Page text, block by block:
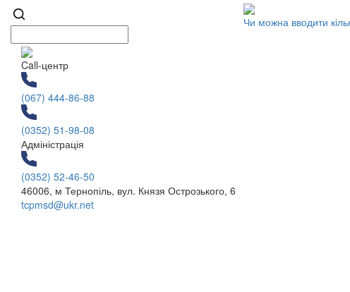
Чи можна вводити
Call-центр
(067) 444-86-88
(0352) 51-98-08
Адміністрація
(0352) 52-46-50
46006, м Тернопіль, вул. Князя Острозького, 6
tcpmsd@ukr.net